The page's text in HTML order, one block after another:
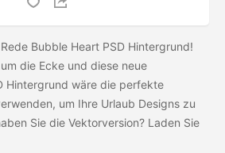
Bubble Heart PSD Hintergrund!
die Ecke und diese neue
Hintergrund wäre die perfekte
um Ihre Urlaub Designs zu
Sie die Vektorversion? Laden Sie